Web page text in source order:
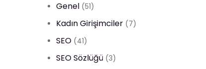
Genel (51)
Kadın Girişimciler (7)
SEO (41)
SEO Sözlüğü (3)